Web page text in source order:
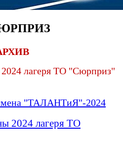
2024 лагеря ТО "Сюрприз"
"ТАЛАНТиЯ"-2024
2024 лагеря ТО